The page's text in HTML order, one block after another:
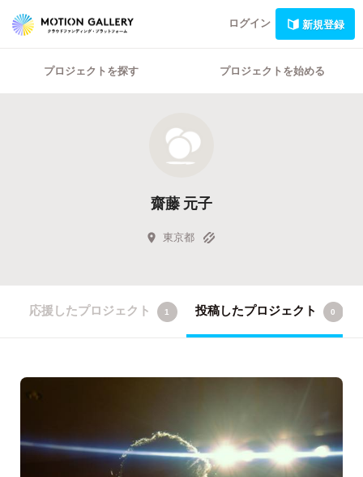
ログイン 新規登録
プロジェクトを探す プロジェクトを始める
齋藤 元子
東京都
応援したプロジェクト 1 投稿したプロジェクト 0